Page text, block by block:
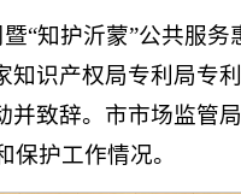
“知护沂蒙”公共服
识产权局专利局专
致辞。市市场监管
护工作情况。